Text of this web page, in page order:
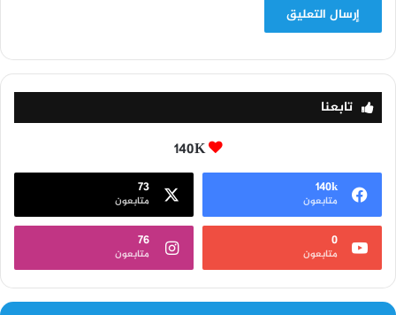
تابعنا
140K
140k
متابعون
73
متابعون
0
متابعون
76
متابعون